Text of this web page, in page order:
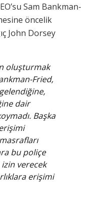
Sam Bankman-
öncelik
John Dorsey
oluşturmak
Fried,
dair
Başka
bu poliçe
izin verecek
erişimi